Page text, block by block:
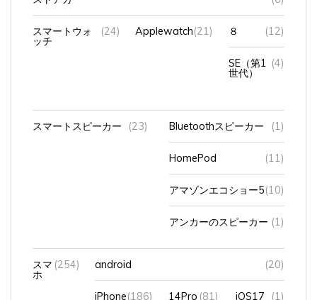
スマートウォ
ッチ
(24) Applewatch (21) (12)
SE（第1
世代）
(4)
スマートスピーカー (23) Bluetoothスピーカー (1)
HomePod (11)
アマゾンエコショー5 (10)
アンカーのスピーカー (1)
ホ
(254) android (20)
iPhone (186) 14Pro (81) iOS17 (1)